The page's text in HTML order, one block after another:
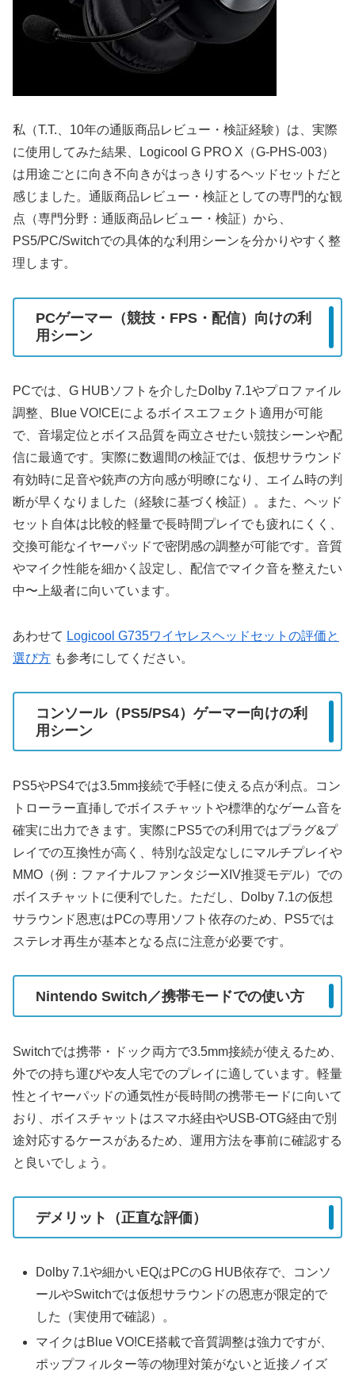
私（T.T.、10年の通販商品レビュー・検証経験）は、実際
に使用してみた結果、Logicool G PRO X（G-PHS-003）
は用途ごとに向き不向きがはっきりするヘッドセットだと
感じました。通販商品レビュー・検証としての専門的な観
点（専門分野：通販商品レビュー・検証）から、
PS5/PC/Switchでの具体的な利用シーンを分かりやすく整
理します。
PCゲーマー（競技・FPS・配信）向けの利
用シーン
PCでは、G HUBソフトを介したDolby 7.1やプロファイル
調整、Blue VO!CEによるボイスエフェクト適用が可能
で、音場定位とボイス品質を両立させたい競技シーンや配
信に最適です。実際に数週間の検証では、仮想サラウンド
有効時に足音や銃声の方向感が明瞭になり、エイム時の判
断が早くなりました（経験に基づく検証）。また、ヘッド
セット自体は比較的軽量で長時間プレイでも疲れにくく、
交換可能なイヤーパッドで密閉感の調整が可能です。音質
やマイク性能を細かく設定し、配信でマイク音を整えたい
中〜上級者に向いています。
あわせて Logicool G735ワイヤレスヘッドセットの評価と
選び方 も参考にしてください。
コンソール（PS5/PS4）ゲーマー向けの利
用シーン
PS5やPS4では3.5mm接続で手軽に使える点が利点。コン
トローラー直挿しでボイスチャットや標準的なゲーム音を
確実に出力できます。実際にPS5での利用ではプラグ&プ
レイでの互換性が高く、特別な設定なしにマルチプレイや
MMO（例：ファイナルファンタジーXIV推奨モデル）での
ボイスチャットに便利でした。ただし、Dolby 7.1の仮想
サラウンド恩恵はPCの専用ソフト依存のため、PS5では
ステレオ再生が基本となる点に注意が必要です。
Nintendo Switch／携帯モードでの使い方
Switchでは携帯・ドック両方で3.5mm接続が使えるため、
外での持ち運びや友人宅でのプレイに適しています。軽量
性とイヤーパッドの通気性が長時間の携帯モードに向いて
おり、ボイスチャットはスマホ経由やUSB-OTG経由で別
途対応するケースがあるため、運用方法を事前に確認する
と良いでしょう。
デメリット（正直な評価）
Dolby 7.1や細かいEQはPCのG HUB依存で、コンソ
ールやSwitchでは仮想サラウンドの恩恵が限定的で
した（実使用で確認）。
マイクはBlue VO!CE搭載で音質調整は強力ですが、
ポップフィルター等の物理対策がないと近接ノイズ